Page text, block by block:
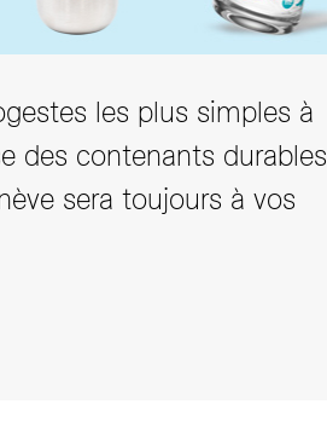
les plus simples à
des contenants durables
sera toujours à vos